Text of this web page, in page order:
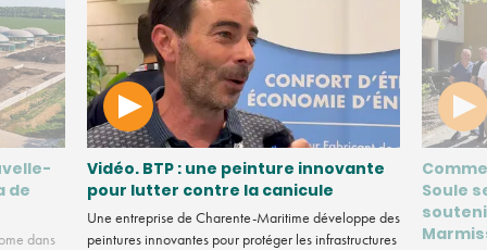
de
dans
Vidéo. BTP : une peinture innovante
pour lutter contre la canicule
Une entreprise de Charente-Maritime développe des
peintures innovantes pour protéger les infrastructures
Soule